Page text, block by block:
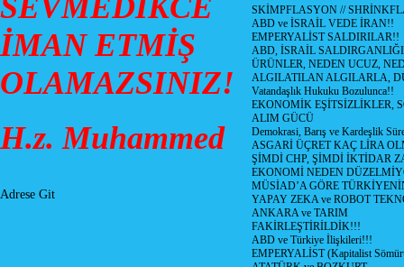
İMAN ETMİŞ
OLAMAZSINIZ!
H.z. Muhammed
Adrese Git
SKİMPFLASYON //
ABD ve İSRAİL VEDE İRAN!!
EMPERYALİST SALDIRILAR!!
ABD, İSRAİL SALDIRGANLIĞI
ÜRÜNLER, NEDEN UCUZ,
ALGILATILAN ALGILARLA,
Vatandaşlık Hukuku Bozulunca!!
EKONOMİK EŞİTSİZLİKLER,
ALIM GÜCÜ
Demokrasi, Barış ve Kardeşlik
ASGARİ ÜÇRET KAÇ LİRA
ŞİMDİ CHP, ŞİMDİ İKTİDAR
EKONOMİ NEDEN
MÜSİAD’A GÖRE
YAPAY ZEKA ve ROBOT
ANKARA ve TARIM
FAKİRLEŞTİRİLDİK!!!
ABD ve Türkiye İlişkileri!!!
EMPERYALİST (Kapitalist